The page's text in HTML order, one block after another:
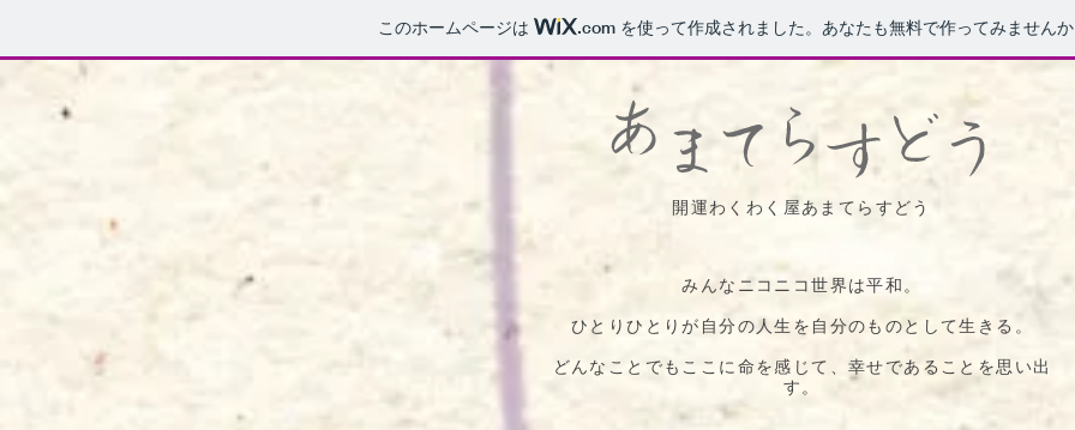
このホームページは .com を使って作成されました。あなたも無料で作ってみません
開運わくわく屋あまてらすどう
みんなニコニコ世界は平和。
ひとりひとりが自分の人生を 自分のものとして生きる。
​どんなことでもここに命を感じて、 幸せであることを思い出
す。